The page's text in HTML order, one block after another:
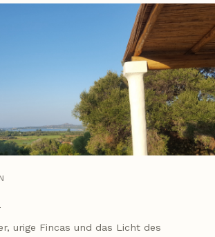
urige Fincas und das Licht des